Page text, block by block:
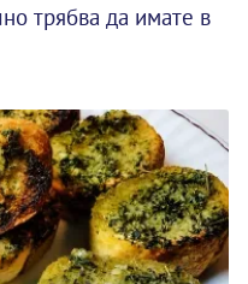
трябва да имате в